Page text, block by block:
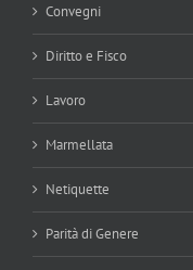
Convegni
Diritto e Fisco
Lavoro
Marmellata
Netiquette
Parità di Genere